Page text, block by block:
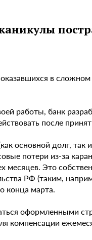
в
работы, банк
после
основной долг, так
потери из-за
Это
РФ (таким,
конца марта.
оформленными
компенсации